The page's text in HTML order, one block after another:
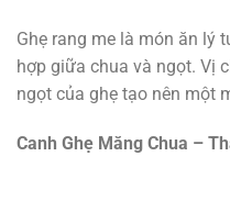
Ghẹ rang me là món ăn lý
hợp giữa chua và ngọt. Vị
ngọt của ghẹ tạo nên một
Canh Ghẹ Măng Chua –